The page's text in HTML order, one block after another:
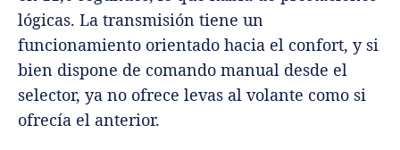
lógicas. La transmisión tiene un
funcionamiento orientado hacia el confort, y si
bien dispone de comando manual desde el
selector, ya no ofrece levas al volante como si
ofrecía el anterior.